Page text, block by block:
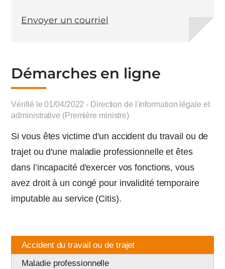
Démarches en ligne
Vérifié le 01/04/2022 - Direction de l'information légale et
administrative (Première ministre)
Si vous êtes victime d'un accident du travail ou de
trajet ou d'une maladie professionnelle et êtes
dans l’incapacité d'exercer vos fonctions, vous
avez droit à un congé pour invalidité temporaire
imputable au service (Citis).
Accident du travail ou de trajet
Maladie professionnelle
Envoyer un courriel